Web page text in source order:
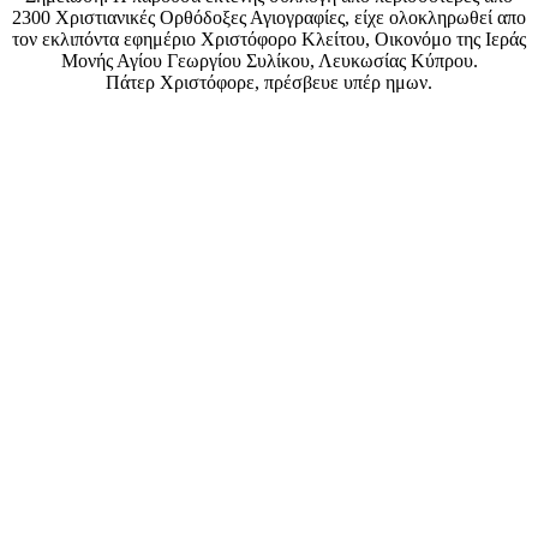
2300 Χριστιανικές Ορθόδοξες Αγιογραφίες, είχε ολοκληρωθεί απο
τον εκλιπόντα εφημέριο Χριστόφορο Κλείτου, Οικονόμο της Ιεράς
Μονής Αγίου Γεωργίου Συλίκου, Λευκωσίας Κύπρου.
Πάτερ Χριστόφορε, πρέσβευε υπέρ ημων.